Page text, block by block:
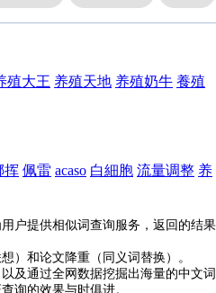
殖大王 养殖天地 养殖奶牛 養殖
挥 佩雷 acaso 白細胞 流量调整 养
户提供相似词查询服务，返回的结果
）和论文降重（同义词替换）。
及通过全网数据挖掘出海量的中文词
询的效果与时俱进。